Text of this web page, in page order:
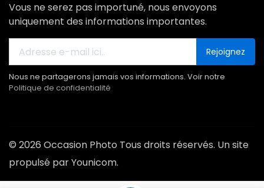
Vous ne serez pas importuné, nous envoyons
uniquement des informations importantes.
Rejoignez
Nous ne partagerons jamais vos informations. Voir notre
Politique de confidentialité
© 2026 Occasion Photo Tous droits réservés. Un site
propulsé par Younicom.